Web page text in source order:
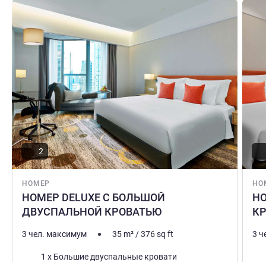
и Менара Куала-Лумпур.
НОМЕР
НОМЕР DELUXE С БОЛЬШОЙ
ДВУСПАЛЬНОЙ КРОВАТЬЮ
Подробная информация
2
3 чел. максимум 35 m²/376sq ft
Постель1 x Большие двуспальные кровати
3